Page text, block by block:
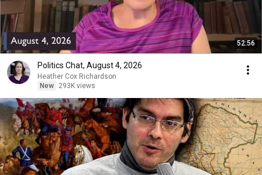
52:56
Politics Chat, August 4, 2026
Heather Cox Richardson
New
293K views